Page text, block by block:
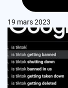
19 mars 2023